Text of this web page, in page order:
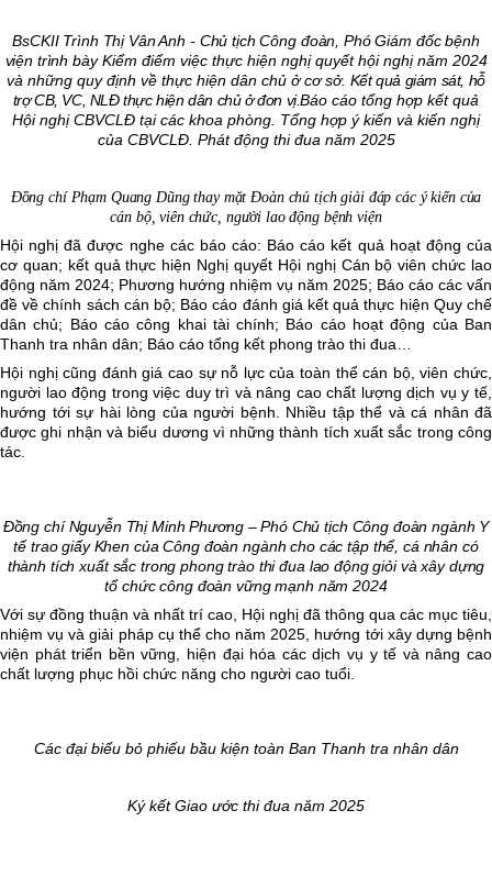
BsCKII Trình Thị Vân Anh - Chủ tịch Công đoàn, Phó Giám đốc bệnh
viện trình bàyKiểm điểm việc thực hiện nghị quyết hội nghị năm 2024
và những quy định về thực hiện dân chủ ở cơ sở. Kết quả giám sát, hỗ
trợ CB, VC, NLĐ thực hiện dân chủ ở đơn vị.Báo cáo tổng hợp kết quả
Hội nghị CBVCLĐ tại các khoa phòng. Tổng hợp ý kiến và kiến nghị
của CBVCLĐ. Phát động thi đua năm 2025
Đồng chí Phạm Quang Dũng thay mặt Đoàn chủ tịch giải đáp các ý kiến của
cán bộ, viên chức, người lao động bệnh viện
Hội nghị đã được nghe các báo cáo: Báo cáo kết quả hoạt động của
cơ quan; kết quả thực hiện Nghị quyết Hội nghị Cán bộ viên chức lao
động năm 2024; Phương hướng nhiệm vụ năm 2025; Báo cáo các vấn
đề về chính sách cán bộ; Báo cáo đánh giá kết quả thực hiện Quy chế
dân chủ; Báo cáo công khai tài chính; Báo cáo hoạt động của Ban
Thanh tra nhân dân; Báo cáo tổng kết phong trào thi đua…
Hội nghị cũng đánh giá cao sự nỗ lực của toàn thể cán bộ, viên chức,
người lao động trong việc duy trì và nâng cao chất lượng dịch vụ y tế,
hướng tới sự hài lòng của người bệnh. Nhiều tập thể và cá nhân đã
được ghi nhận và biểu dương vì những thành tích xuất sắc trong công
tác.
Đồng chíNguyễn Thị Minh Phương – Phó Chủ tịch Công đoàn ngành Y
tế trao giấy Khen của Công đoàn ngành cho các tập thể, cá nhân có
thành tích xuất sắc trong phong trào thi đua lao động giỏi và xây dựng
tổ chức công đoàn vững mạnh năm 2024
Với sự đồng thuận và nhất trí cao, Hội nghị đã thông qua các mục tiêu,
nhiệm vụ và giải pháp cụ thể cho năm 2025, hướng tới xây dựng bệnh
viện phát triển bền vững, hiện đại hóa các dịch vụ y tế và nâng cao
chất lượng phục hồi chức năng cho người cao tuổi.
Các đại biểu bỏ phiếu bầu kiện toàn Ban Thanh tra nhân dân
Ký kết Giao ước thi đua năm 2025